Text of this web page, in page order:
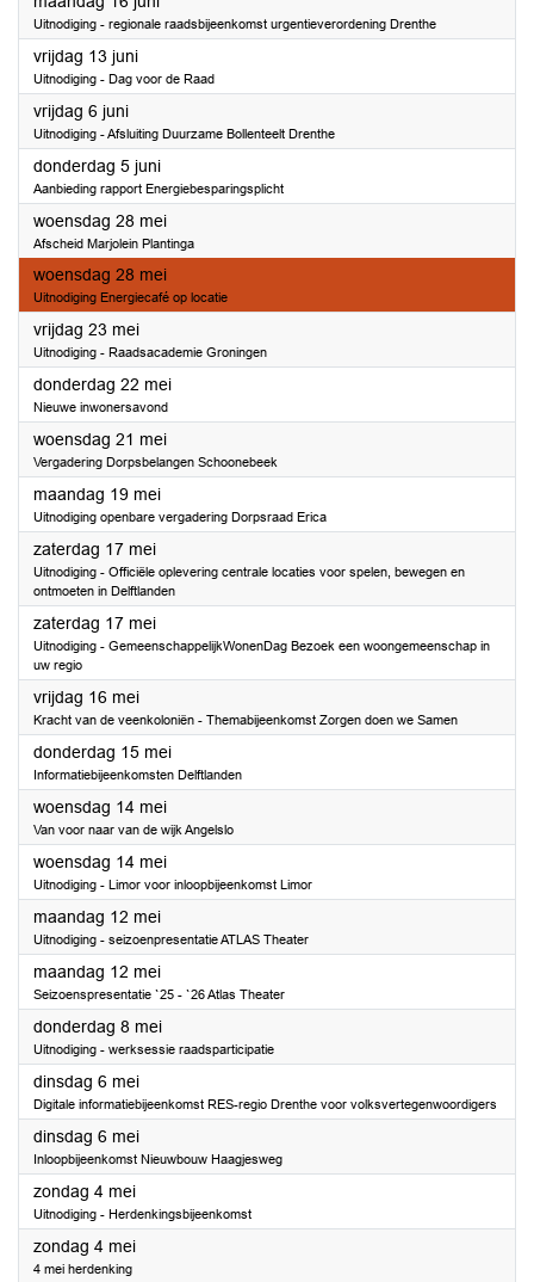
Uitnodiging - regionale raadsbijeenkomst urgentieverordening Drenthe
vrijdag 13 juni2025
Uitnodiging - Dag voor de Raad
vrijdag 6 juni2025
Uitnodiging - Afsluiting Duurzame Bollenteelt Drenthe
donderdag 5 juni2025
Aanbieding rapport Energiebesparingsplicht
woensdag 28 mei2025
Afscheid Marjolein Plantinga
woensdag 28 mei2025
Uitnodiging Energiecafé op locatie
vrijdag 23 mei2025
Uitnodiging - Raadsacademie Groningen
donderdag 22 mei2025
Nieuwe inwonersavond
woensdag 21 mei2025
Vergadering Dorpsbelangen Schoonebeek
maandag 19 mei2025
Uitnodiging openbare vergadering Dorpsraad Erica
zaterdag 17 mei2025
Uitnodiging - Officiële oplevering centrale locaties voor spelen, bewegen en
ontmoeten in Delftlanden
zaterdag 17 mei2025
Uitnodiging - GemeenschappelijkWonenDag Bezoek een woongemeenschap in
uw regio
vrijdag 16 mei2025
Kracht van de veenkoloniën - Themabijeenkomst Zorgen doen we Samen
donderdag 15 mei2025
Informatiebijeenkomsten Delftlanden
woensdag 14 mei2025
Van voor naar van de wijk Angelslo
woensdag 14 mei2025
Uitnodiging - Limor voor inloopbijeenkomst Limor
maandag 12 mei2025
Uitnodiging - seizoenpresentatie ATLAS Theater
maandag 12 mei2025
Seizoenspresentatie `25 - `26 Atlas Theater
donderdag 8 mei2025
Uitnodiging - werksessie raadsparticipatie
dinsdag 6 mei2025
Digitale informatiebijeenkomst RES-regio Drenthe voor volksvertegenwoordigers
dinsdag 6 mei2025
Inloopbijeenkomst Nieuwbouw Haagjesweg
zondag 4 mei2025
Uitnodiging - Herdenkingsbijeenkomst
zondag 4 mei2025
4 mei herdenking